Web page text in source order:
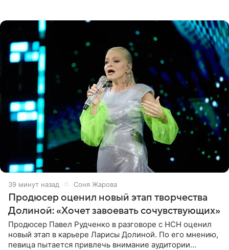
39 минут назад Соня Жарова
Продюсер оценил новый этап творчества
Долиной: «Хочет завоевать сочувствующих»
Продюсер Павел Рудченко в разговоре с НСН оценил
новый этап в карьере Ларисы Долиной. По его мнению,
певица пытается привлечь внимание аудитории